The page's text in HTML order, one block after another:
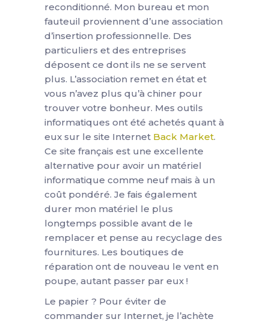
reconditionné. Mon bureau et mon
fauteuil proviennent d’une association
d’insertion professionnelle. Des
particuliers et des entreprises
déposent ce dont ils ne se servent
plus. L’association remet en état et
vous n’avez plus qu’à chiner pour
trouver votre bonheur. Mes outils
informatiques ont été achetés quant à
eux sur le site Internet Back Market.
Ce site français est une excellente
alternative pour avoir un matériel
informatique comme neuf mais à un
coût pondéré. Je fais également
durer mon matériel le plus
longtemps possible avant de le
remplacer et pense au recyclage des
fournitures. Les boutiques de
réparation ont de nouveau le vent en
poupe, autant passer par eux !
Le papier ? Pour éviter de
commander sur Internet, je l’achète